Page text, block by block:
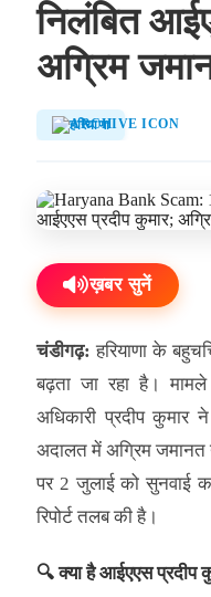
निलंबित
अग्रिम
हरियाणा
ख़बर सुनें
चंडीगढ़: हरियाणा के
बढ़ता जा रहा है।
अधिकारी प्रदीप
अदालत में अग्रिम जमानत
पर 2 जुलाई को सुनवाई
रिपोर्ट तलब की है।
🔍 क्या है आईएएस प्रदीप